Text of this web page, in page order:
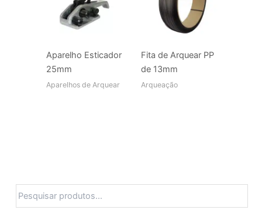
Aparelho Esticador
25mm
Aparelhos de Arquear
Fita de Arquear PP
de 13mm
Arqueação